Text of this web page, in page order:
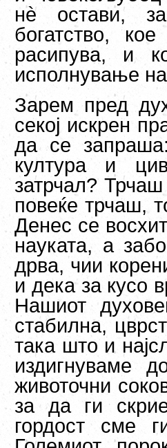
нè остави,
богатство,
расипува, и
исполнување на
Зарем пред
секој искрен
да се
култура и
затрчал?
повеќе трчаш,
Денес се
науката, а
дрва, чии
и дека за кусо
Нашиот
стабилна,
така што и
издигнуваме
животочни
за да ги
гордост сме